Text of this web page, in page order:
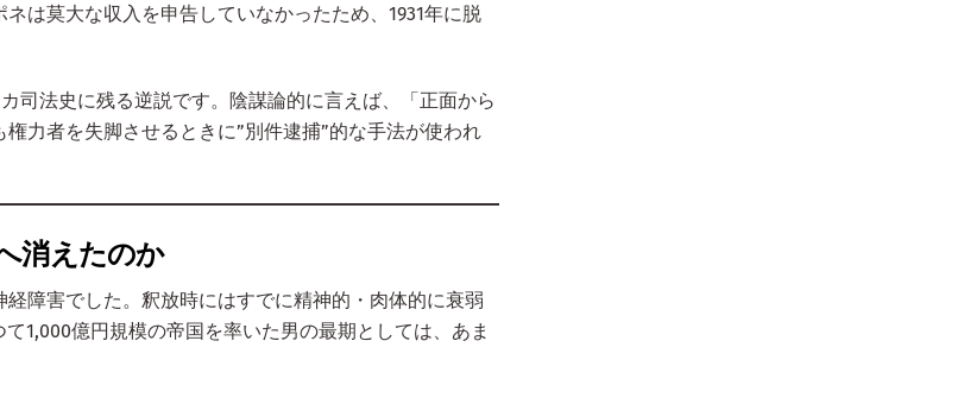
は莫大な収入を申告していなかったため、1931年に脱
司法史に残る逆説です。陰謀論的に言えば、「正面から
力者を失脚させるときに”別件逮捕”的な手法が使われ
消えたのか
経障害でした。釈放時にはすでに精神的・肉体的に衰弱
1,000億円規模の帝国を率いた男の最期としては、あま